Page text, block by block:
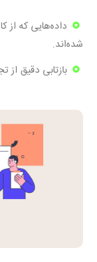
داده‌هایی که از
شده‌اند.
بازتابی دقیق